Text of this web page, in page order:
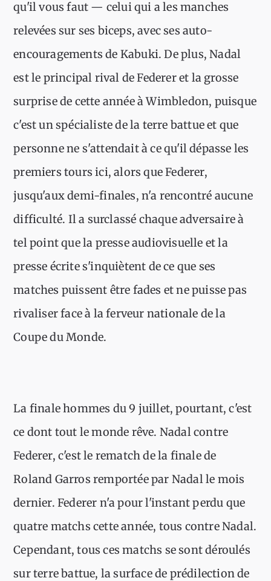
qu'il vous faut — celui qui a les manches
relevées sur ses biceps, avec ses auto-
encouragements de Kabuki. De plus, Nadal
est le principal rival de Federer et la grosse
surprise de cette année à Wimbledon, puisque
c'est un spécialiste de la terre battue et que
personne ne s'attendait à ce qu'il dépasse les
premiers tours ici, alors que Federer,
jusqu'aux demi-finales, n'a rencontré aucune
difficulté. Il a surclassé chaque adversaire à
tel point que la presse audiovisuelle et la
presse écrite s'inquiètent de ce que ses
matches puissent être fades et ne puisse pas
rivaliser face à la ferveur nationale de la
Coupe du Monde.
La finale hommes du 9 juillet, pourtant, c'est
ce dont tout le monde rêve. Nadal contre
Federer, c'est le rematch de la finale de
Roland Garros remportée par Nadal le mois
dernier. Federer n'a pour l'instant perdu que
quatre matchs cette année, tous contre Nadal.
Cependant, tous ces matchs se sont déroulés
sur terre battue, la surface de prédilection de